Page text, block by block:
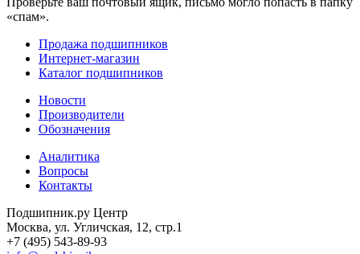
«спам».
Продажа подшипников
Интернет-магазин
Каталог подшипников
Новости
Производители
Обозначения
Аналитика
Вопросы
Контакты
Подшипник.ру Центр
Москва, ул. Угличская, 12, стр.1
+7 (495) 543-89-93